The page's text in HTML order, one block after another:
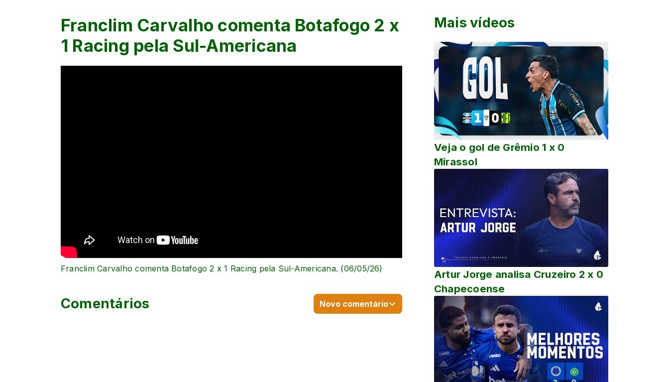
Franclim Carvalho comenta Botafogo 2 x
1 Racing pela Sul-Americana
Mais vídeos
Veja o gol de Grêmio 1 x 0
Mirassol
Artur Jorge analisa Cruzeiro 2 x 0
Chapecoense
Franclim Carvalho comenta Botafogo 2 x 1 Racing pela Sul-Americana. (06/05/26)
Comentários Novo comentário